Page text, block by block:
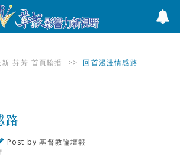
芬芳 首頁輪播 >> 回首漫漫情感路
路
Post by基督教論壇報